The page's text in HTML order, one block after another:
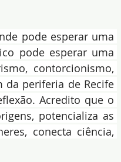
pode esperar uma
pode esperar uma
contorcionismo,
da periferia de Recife
Acredito que o
potencializa as
conecta ciência,